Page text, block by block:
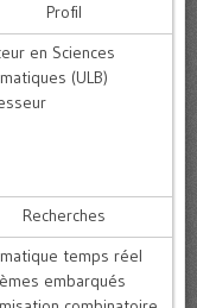
Profil
en Sciences
(ULB)
Recherches
temps réel
embarqués